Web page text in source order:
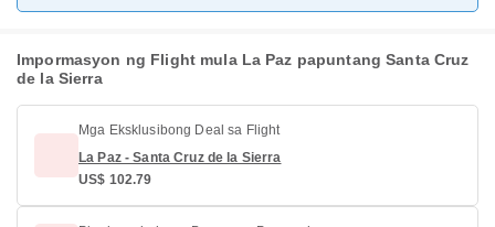
Impormasyon ng Flight mula La Paz papuntang Santa Cruz
de la Sierra
Mga Eksklusibong Deal sa Flight
La Paz - Santa Cruz de la Sierra
US$ 102.79